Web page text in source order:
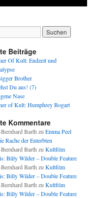
Beiträge
Of Kult: Endzeit und
Brother
Du aus! (7)
Nase
of Kult: Humphrey Bogart
Kommentare
Barth zu Emma Peel
Rache der Enterbten
Barth zu Kultfilm
Billy Wilder – Double Feature
Barth zu Kultfilm
Billy Wilder – Double Feature
Barth zu Kultfilm
Billy Wilder – Double Feature